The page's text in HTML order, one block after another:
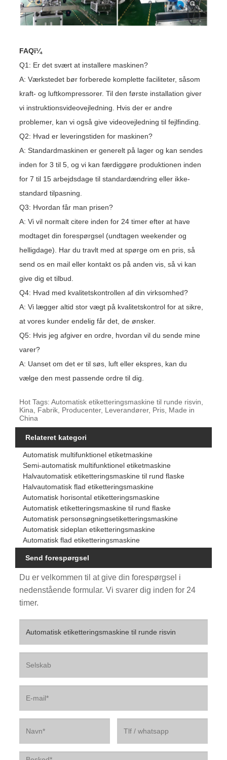
FAQï¼
Q1: Er det svært at installere maskinen?
A: Værkstedet bør forberede komplette faciliteter, såsom
kraft- og luftkompressorer. Til den første installation giver
vi instruktionsvideovejledning. Hvis der er andre
problemer, kan vi også give videovejledning til fejlfinding.
Q2: Hvad er leveringstiden for maskinen?
A: Standardmaskinen er generelt på lager og kan sendes
inden for 3 til 5, og vi kan færdiggøre produktionen inden
for 7 til 15 arbejdsdage til standardændring eller ikke-
standard tilpasning.
Q3: Hvordan får man prisen?
A: Vi vil normalt citere inden for 24 timer efter at have
modtaget din forespørgsel (undtagen weekender og
helligdage). Har du travlt med at spørge om en pris, så
send os en mail eller kontakt os på anden vis, så vi kan
give dig et tilbud.
Q4: Hvad med kvalitetskontrollen af ​​din virksomhed?
A: Vi lægger altid stor vægt på kvalitetskontrol for at sikre,
at vores kunder endelig får det, de ønsker.
Q5: Hvis jeg afgiver en ordre, hvordan vil du sende mine
varer?
A: Uanset om det er til søs, luft eller ekspres, kan du
vælge den mest passende ordre til dig.
Hot Tags: Automatisk etiketteringsmaskine til runde risvin,
Kina, Fabrik, Producenter, Leverandører, Pris, Made in
China
Relateret kategori
Automatisk multifunktionel etiketmaskine
Semi-automatisk multifunktionel etiketmaskine
Halvautomatisk etiketteringsmaskine til rund flaske
Halvautomatisk flad etiketteringsmaskine
Automatisk horisontal etiketteringsmaskine
Automatisk etiketteringsmaskine til rund flaske
Automatisk personsøgningsetiketteringsmaskine
Automatisk sideplan etiketteringsmaskine
Automatisk flad etiketteringsmaskine
Send forespørgsel
Du er velkommen til at give din forespørgsel i
nedenstående formular. Vi svarer dig inden for 24
timer.